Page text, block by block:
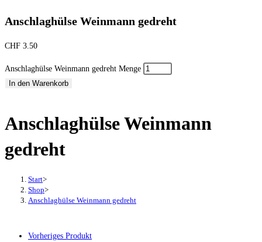
Anschlaghülse Weinmann gedreht
CHF 3.50
Anschlaghülse Weinmann gedreht Menge
In den Warenkorb
Anschlaghülse Weinmann
gedreht
Start>
Shop>
Anschlaghülse Weinmann gedreht
Vorheriges Produkt